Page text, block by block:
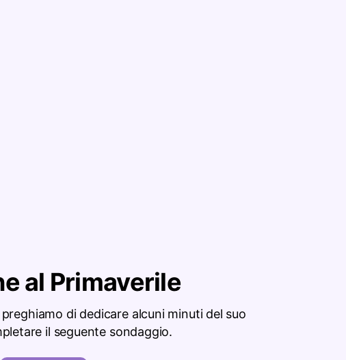
al Primaverile
di dedicare alcuni minuti del suo
il seguente sondaggio.